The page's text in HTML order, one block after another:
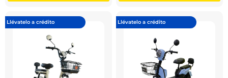
Llévatelo a crédito Llévatelo a crédito